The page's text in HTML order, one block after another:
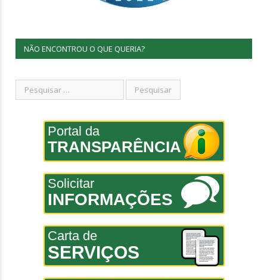
NÃO ENCONTROU O QUE QUERIA?
Portal da
TRANSPARÊNCIA
Solicitar
INFORMAÇÕES
Carta de
SERVIÇOS